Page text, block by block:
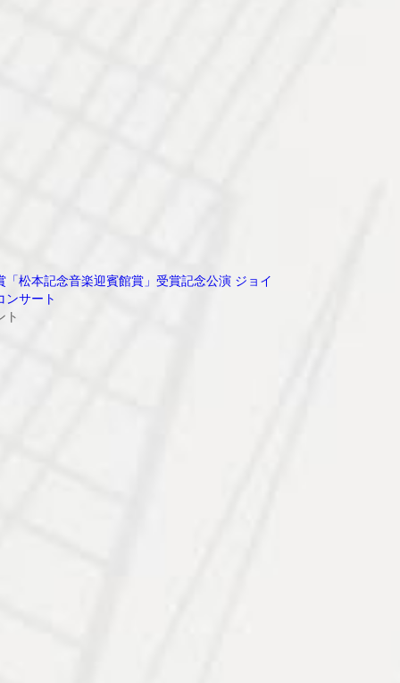
「松本記念音楽迎賓館賞」受賞記念公演 ジョイ
ンサート
ト